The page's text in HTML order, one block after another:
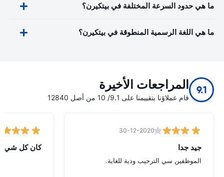
ما هي حدود السرعة المختلفة في بيتكيرن؟
ما هي اللغة الرسمية المنطوقة في بيتكيرن؟
9.1 المراجعات الأخيرة
قام عملاؤنا بتقييمنا على 9.1/ 10 من أصل 12840
30-12-2020
جيد جدا
الموظفين سي الترحيب ودية للغاية.
كان كل شيء